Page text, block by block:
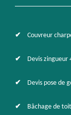
Couvreur
Devis zingueur
Devis pose de
Bâchage de